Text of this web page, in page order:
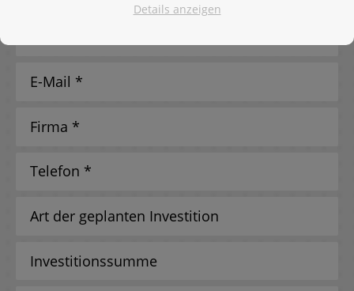
Details anzeigen